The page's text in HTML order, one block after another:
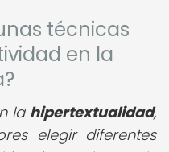
técnicas
en la
la hipertextualidad,
elegir diferentes